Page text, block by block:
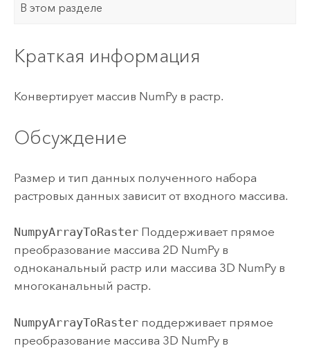
В этом разделе
Краткая информация
Конвертирует массив NumPy в растр.
Обсуждение
Размер и тип данных полученного набора
растровых данных зависит от входного массива.
NumpyArrayToRasterПоддерживает прямое
преобразование массива 2D NumPy в
одноканальный растр или массива 3D NumPy в
многоканальный растр.
NumpyArrayToRasterподдерживает прямое
преобразование массива 3D NumPy в